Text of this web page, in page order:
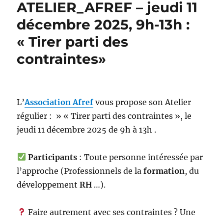
Lundi
décembre
et
formation
(Territoires
zéro
durée)
ATELIER_AFREF – jeudi 11
décembre 2025, 9h-13h :
« Tirer parti des
contraintes»
L’Association Afref vous propose son Atelier
régulier : » « Tirer parti des contraintes », le
jeudi 11 décembre 2025 de 9h à 13h .
Participants: Toute personne intéressée par
l’approche (Professionnels de laformation, du
développementRH …).
Faire autrement avec ses contraintes ? Une